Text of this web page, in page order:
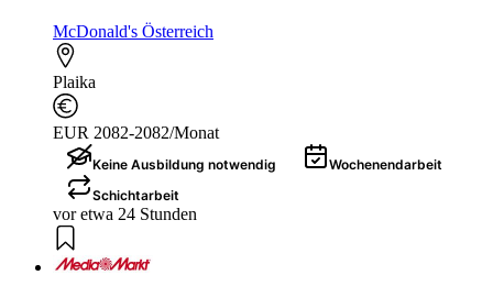
McDonald's Österreich
Plaika
EUR 2082-2082/Monat
Keine Ausbildung notwendig
Wochenendarbeit
Schichtarbeit
vor etwa 24 Stunden